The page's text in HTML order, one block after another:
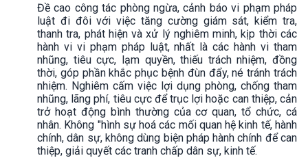
Đề cao công tác phòng ngừa, cảnh báo vi phạm pháp
luật đi đôi với việc tăng cường giám sát, kiểm tra,
thanh tra, phát hiện và xử lý nghiêm minh, kịp thời các
hành vi vi phạm pháp luật, nhất là các hành vi tham
nhũng, tiêu cực, lạm quyền, thiếu trách nhiệm, đồng
thời, góp phần khắc phục bệnh đùn đẩy, né tránh trách
nhiệm. Nghiêm cấm việc lợi dụng phòng, chống tham
nhũng, lãng phí, tiêu cực để trục lợi hoặc can thiệp, cản
trở hoạt động bình thường của cơ quan, tổ chức, cá
nhân. Không "hình sự hoá các mối quan hệ kinh tế, hành
chính, dân sự, không dùng biện pháp hành chính để can
thiệp, giải quyết các tranh chấp dân sự, kinh tế.